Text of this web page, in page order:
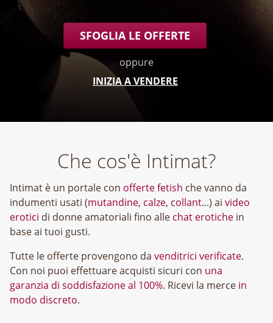
SFOGLIA LE OFFERTE
oppure
INIZIA A VENDERE
Che cos'è Intimat?
Intimat è un portale con offerte fetish che vanno da
indumenti usati (mutandine, calze, collant...) ai video
erotici di donne amatoriali fino alle chat erotiche in
base ai tuoi gusti.
Tutte le offerte provengono da venditrici verificate.
Con noi puoi effettuare acquisti sicuri con una
garanzia di soddisfazione al 100%. Ricevi la merce in
modo discreto.